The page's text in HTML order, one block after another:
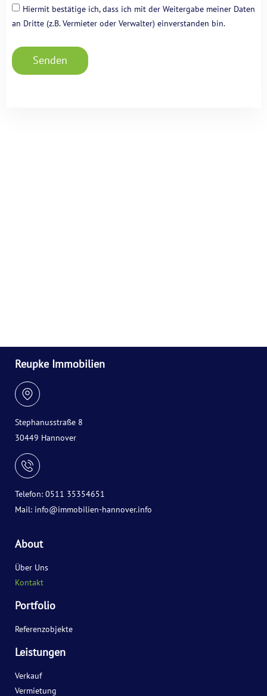
Hiermit bestätige ich, dass ich mit der Weitergabe meiner Daten
an Dritte (z.B. Vermieter oder Verwalter) einverstanden bin.
Senden
Reupke Immobilien
Stephanusstraße 8
30449 Hannover
Telefon: 0511 35354651
Mail: info@immobilien-hannover.info
About
Über Uns
Kontakt
Portfolio
Referenzobjekte
Leistungen
Verkauf
Vermietung